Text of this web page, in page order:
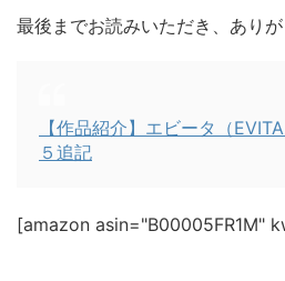
最後までお読みいただき、ありが
【作品紹介】エビータ（
５追記
[amazon asin="B00005FR1M"